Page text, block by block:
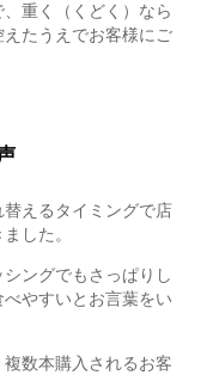
重く（くどく）なら
たうえでお客様にご
えるタイミングで店
した。
ングでもさっぱりし
やすいとお言葉をい
数本購入されるお客